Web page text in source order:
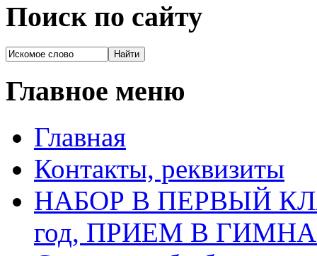
Поиск по сайту
Главное меню
Главная
Контакты, реквизиты
НАБОР В ПЕРВЫЙ
год, ПРИЕМ В